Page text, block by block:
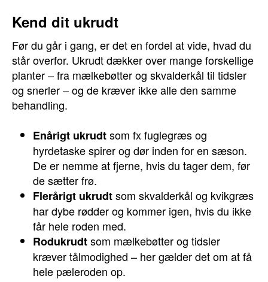
Kend dit ukrudt
Før du går i gang, er det en fordel at vide, hvad du
står overfor. Ukrudt dækker over mange forskellige
planter – fra mælkebøtter og skvalderkål til tidsler
og snerler – og de kræver ikke alle den samme
behandling.
Enårigt ukrudtsom fx fuglegræs og
hyrdetaske spirer og dør inden for en sæson.
De er nemme at fjerne, hvis du tager dem, før
de sætter frø.
Flerårigt ukrudtsom skvalderkål og kvikgræs
har dybe rødder og kommer igen, hvis du ikke
får hele roden med.
Rodukrudtsom mælkebøtter og tidsler
kræver tålmodighed – her gælder det om at få
hele pæleroden op.